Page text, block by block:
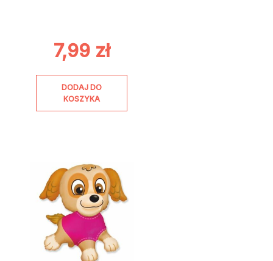
7,99 zł
DODAJ DO
KOSZYKA